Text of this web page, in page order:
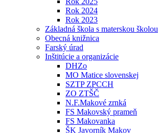
Rok 2024
Rok 2023
Základná škola s materskou školou
Obecná knižnica
Farský úrad
Inštitúcie a organizácie
DHZo
MO Matice slovenskej
SZTP ZPCCH
ZO ZTŠČ
N.F.Makové zrnká
FS Makovský prameň
FS Makovanka
ŠK Javorník Makov